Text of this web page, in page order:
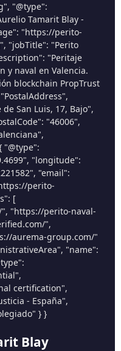
"@type":
Tamarit Blay -
"https://perito-
"jobTitle": "Perito
"Peritaje
y naval en Valencia.
blockchain PropTrust
San Luis, 17, Bajo",
"46006",
"@type":
"longitude":
"email":
perito-
[
"https://perito-naval-
",
aurema-group.com/"
"name":
certification",
- España",
} }
Blay